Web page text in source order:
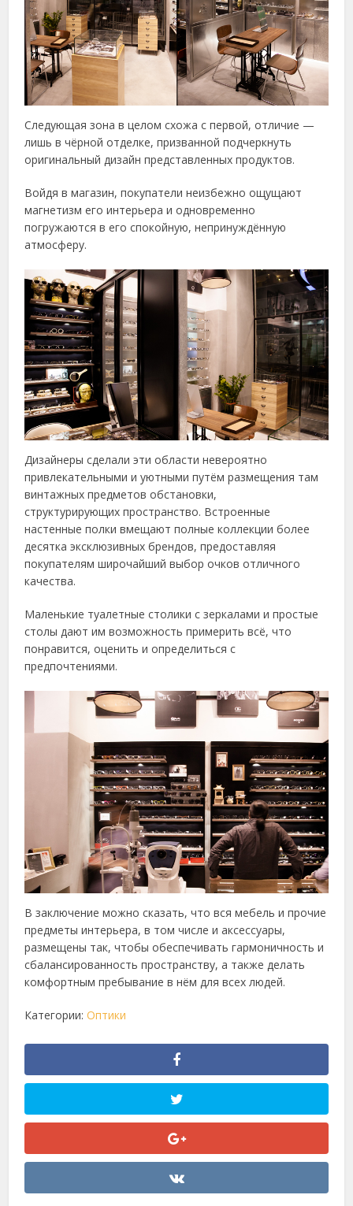
Следующая зона в целом схожа с первой, отличие —
лишь в чёрной отделке, призванной подчеркнуть
оригинальный дизайн представленных продуктов.
Войдя в магазин, покупатели неизбежно ощущают
магнетизм его интерьера и одновременно
погружаются в его спокойную, непринуждённую
атмосферу.
Дизайнеры сделали эти области невероятно
привлекательными и уютными путём размещения там
винтажных предметов обстановки,
структурирующих пространство. Встроенные
настенные полки вмещают полные коллекции более
десятка эксклюзивных брендов, предоставляя
покупателям широчайший выбор очков отличного
качества.
Маленькие туалетные столики с зеркалами и простые
столы дают им возможность примерить всё, что
понравится, оценить и определиться с
предпочтениями.
В заключение можно сказать, что вся мебель и прочие
предметы интерьера, в том числе и аксессуары,
размещены так, чтобы обеспечивать гармоничность и
сбалансированность пространству, а также делать
комфортным пребывание в нём для всех людей.
Категории:Оптики